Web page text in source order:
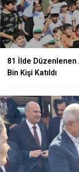
81 İlde Düzenlenen
Bin Kişi Katıldı